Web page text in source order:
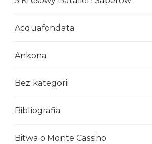
Acquafondata
Ankona
Bez kategorii
Bibliografia
Bitwa o Monte Cassino